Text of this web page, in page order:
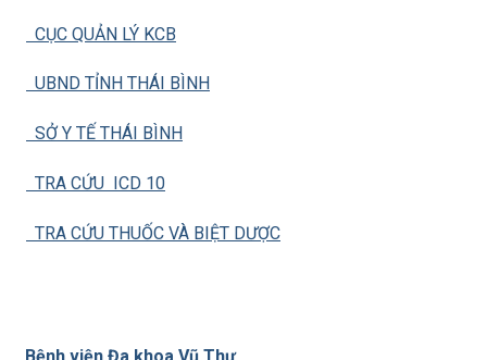
CỤC QUẢN LÝ KCB
UBND TỈNH THÁI BÌNH
SỞ Y TẾ THÁI BÌNH
TRA CỨU ICD 10
TRA CỨU THUỐC VÀ BIỆT DƯỢC